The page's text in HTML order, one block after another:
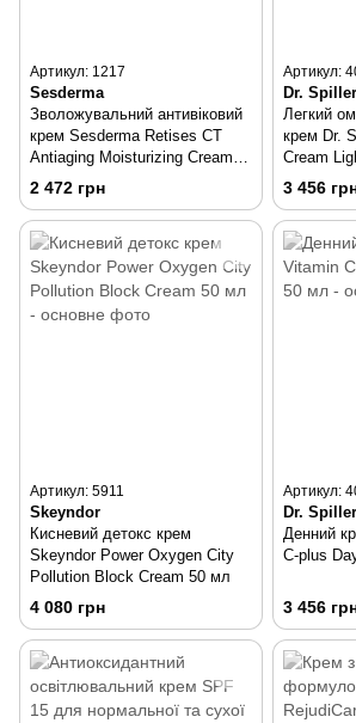
Артикул: 1217
Sesderma
Зволожувальний антивіковий
крем Sesderma Retises CT
Antiaging Moisturizing Cream
50 мл
2 472 грн
Артикул:
Dr. Spiller
Легкий
крем Dr.
Cream
3 456
Артикул: 5911
Skeyndor
Кисневий детокс крем
Skeyndor Power Oxygen City
Pollution Block Cream 50 мл
4 080 грн
Артикул:
Dr. Spiller
Денний
C-plus
3 456